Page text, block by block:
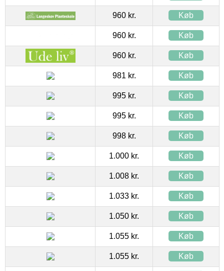
960 kr. Køb
960 kr. Køb
960 kr. Køb
981 kr. Køb
995 kr. Køb
995 kr. Køb
998 kr. Køb
1.000 kr. Køb
1.008 kr. Køb
1.033 kr. Køb
1.050 kr. Køb
1.055 kr. Køb
1.055 kr. Køb